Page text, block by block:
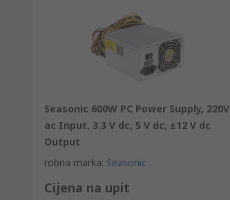
Seasonic 600W PC Power Supply, 220V
ac Input, 3.3 V dc, 5 V dc, ±12 V dc
Output
robna marka: Seasonic
Cijena na upit